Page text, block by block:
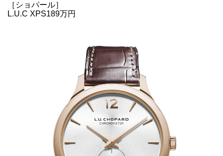
［ショパール］
L.U.C XPS189万円